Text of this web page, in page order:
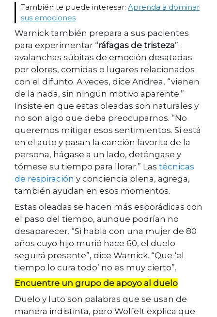
También te puede interesar: Aprenda a dominar
sus emociones
Warnick también prepara a sus pacientes
para experimentar “ráfagas de tristeza”:
avalanchas súbitas de emoción desatadas
por olores, comidas o lugares relacionados
con el difunto. A veces, dice Andrea, “vienen
de la nada, sin ningún motivo aparente.”
Insiste en que estas oleadas son naturales y
no son algo que deba preocuparnos. “No
queremos mitigar esos sentimientos. Si está
en el auto y pasan la canción favorita de la
persona, hágase a un lado, deténgase y
tómese su tiempo para llorar.” Las técnicas
de respiración y conciencia plena, agrega,
también ayudan en esos momentos.
Estas oleadas se hacen más esporádicas con
el paso del tiempo, aunque podrían no
desaparecer. “Si habla con una mujer de 80
años cuyo hijo murió hace 60, el duelo
seguirá presente”, dice Warnick. “Que ‘el
tiempo lo cura todo’ no es muy cierto”.
Encuentre un grupo de apoyo al duelo
Duelo y luto son palabras que se usan de
manera indistinta, pero Wolfelt explica que